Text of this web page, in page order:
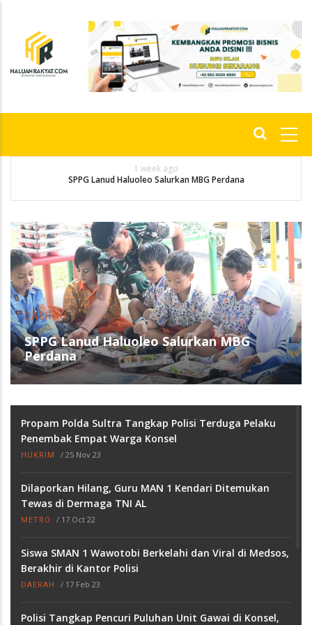
content
1 week ago
SPPG Lanud Haluoleo Salurkan MBG Perdana
DAERAH
SPPG Lanud Haluoleo Salurkan MBG
Perdana
Propam Polda Sultra Tangkap Polisi Terduga Pelaku
Penembak Empat Warga Konsel
HUKRIM / 25 Nov 23
Dilaporkan Hilang, Guru MAN 1 Kendari Ditemukan
Tewas di Dermaga TNI AL
METRO / 17 Oct 22
Siswa SMAN 1 Wawotobi Berkelahi dan Viral di Medsos,
Berakhir di Kantor Polisi
DAERAH / 17 Feb 23
Polisi Tangkap Pencuri Puluhan Unit Gawai di Konsel,